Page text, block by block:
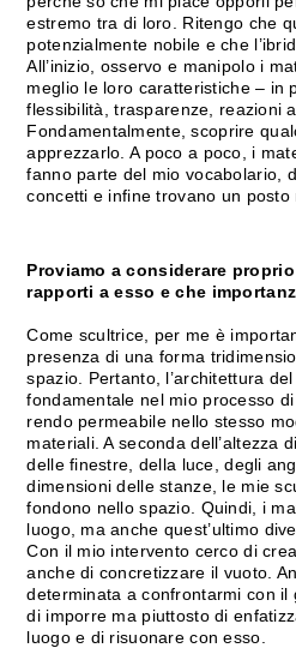
estremo tra di loro. Ritengo che
potenzialmente nobile e che
All’inizio, osservo e manipolo i
meglio le loro caratteristiche – in
flessibilità, trasparenze, reazioni
Fondamentalmente, scoprire
apprezzarlo. A poco a poco, i
fanno parte del mio vocabolario,
concetti e infine trovano un posto
Proviamo a considerare
rapporti a esso e che
Come scultrice, per me è
presenza di una forma
spazio. Pertanto, l’architettura
fondamentale nel mio processo
rendo permeabile nello stesso
materiali. A seconda dell’altezza
delle finestre, della luce, degli
dimensioni delle stanze, le mie
fondono nello spazio. Quindi, i
luogo, ma anche quest’ultimo
Con il mio intervento cerco di
anche di concretizzare il vuoto.
determinata a confrontarmi con
di imporre ma piuttosto di
luogo e di risuonare con esso.